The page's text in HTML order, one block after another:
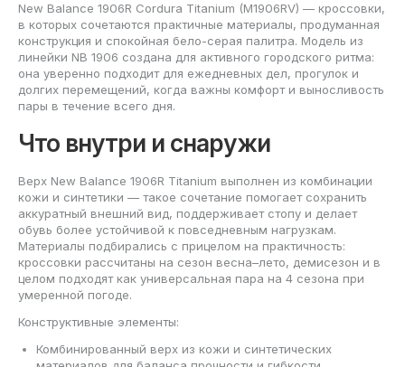
New Balance 1906R Cordura Titanium (M1906RV) — кроссовки,
в которых сочетаются практичные материалы, продуманная
конструкция и спокойная бело-серая палитра. Модель из
линейки NB 1906 создана для активного городского ритма:
она уверенно подходит для ежедневных дел, прогулок и
долгих перемещений, когда важны комфорт и выносливость
пары в течение всего дня.
Что внутри и снаружи
Верх New Balance 1906R Titanium выполнен из комбинации
кожи и синтетики — такое сочетание помогает сохранить
аккуратный внешний вид, поддерживает стопу и делает
обувь более устойчивой к повседневным нагрузкам.
Материалы подбирались с прицелом на практичность:
кроссовки рассчитаны на сезон весна–лето, демисезон и в
целом подходят как универсальная пара на 4 сезона при
умеренной погоде.
Конструктивные элементы:
Комбинированный верх из кожи и синтетических